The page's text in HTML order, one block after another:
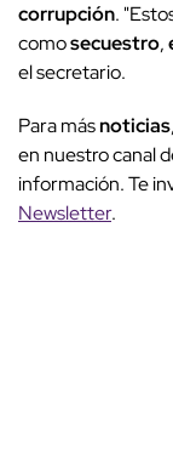
corrupción.
comosecuestro,
el secretario.
Para másnoticias
en nuestro canal
información. Te
Newsletter.